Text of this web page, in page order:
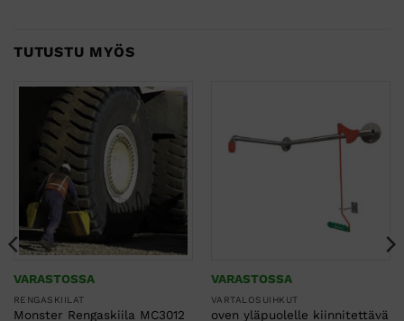
TUTUSTU MYÖS
VARASTOSSA
RENGASKIILAT
Monster Rengaskiila MC3012
VARASTOSSA
VARTALOSUIHKUT
oven yläpuolelle kiinnitettävä